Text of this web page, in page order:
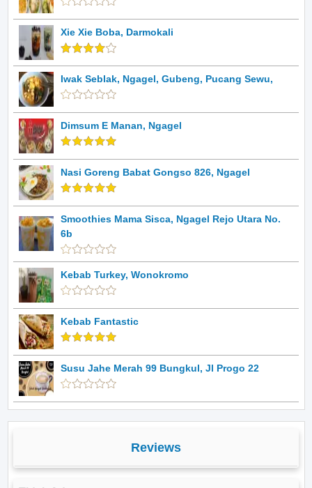
Xie Xie Boba, Darmokali
Iwak Seblak, Ngagel, Gubeng, Pucang Sewu,
Dimsum E Manan, Ngagel
Nasi Goreng Babat Gongso 826, Ngagel
Smoothies Mama Sisca, Ngagel Rejo Utara No.
6b
Kebab Turkey, Wonokromo
Kebab Fantastic
Susu Jahe Merah 99 Bungkul, Jl Progo 22
Reviews